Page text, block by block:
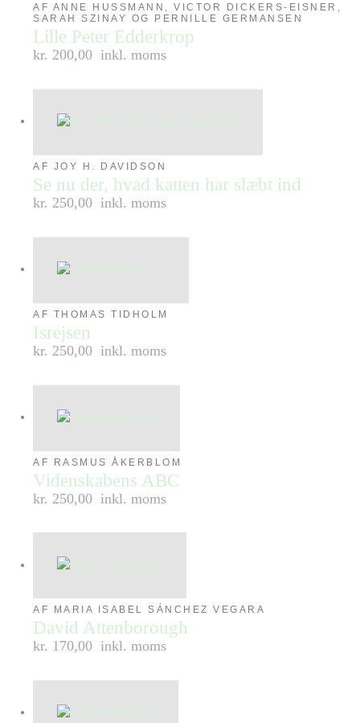
AF ANNE HUSSMANN, VICTOR DICKERS-EISNER,
SARAH SZINAY OG PERNILLE GERMANSEN
Lille Peter Edderkrop
kr. 200,00 inkl. moms
AF JOY H. DAVIDSON
Se nu der, hvad katten har slæbt ind
kr. 250,00 inkl. moms
AF THOMAS TIDHOLM
Isrejsen
kr. 250,00 inkl. moms
AF RASMUS ÅKERBLOM
Videnskabens ABC
kr. 250,00 inkl. moms
AF MARIA ISABEL SÁNCHEZ VEGARA
David Attenborough
kr. 170,00 inkl. moms